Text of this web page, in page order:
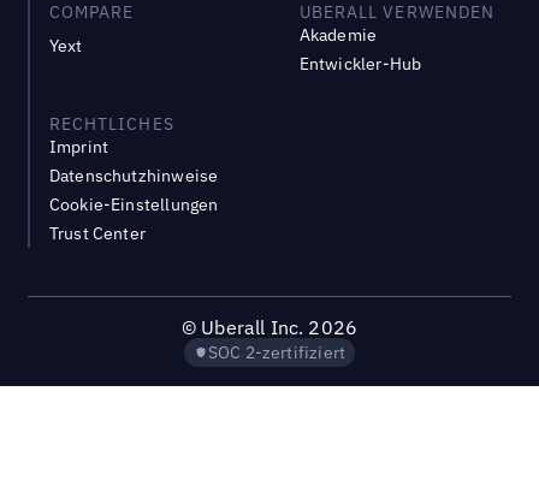
COMPARE
Yext
UBERALL VERWENDEN
Akademie
Entwickler-Hub
RECHTLICHES
Imprint
Datenschutzhinweise
Cookie-Einstellungen
Trust Center
© Uberall Inc. 2026
SOC 2-zertifiziert